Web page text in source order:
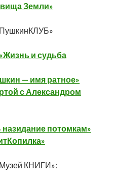
Земли»
«Жизнь и судьба
— имя ратное»
с Александром
назидание потомкам»
КНИГИ»: